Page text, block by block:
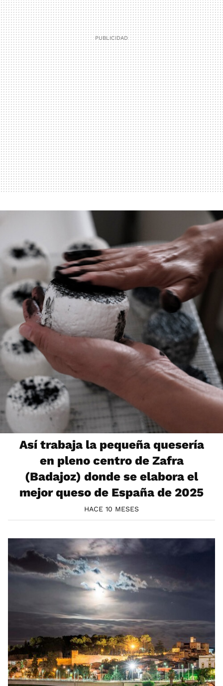
Así trabaja la pequeña quesería
en pleno centro de Zafra
(Badajoz) donde se elabora el
mejor queso de España de 2025
HACE 10 MESES